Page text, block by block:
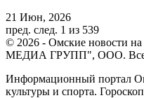
21 Июн, 2026
пред. след. 1 из 539
© 2026 - Омские новости
МЕДИА ГРУПП", ООО. Все
Информационный портал
культуры и спорта.